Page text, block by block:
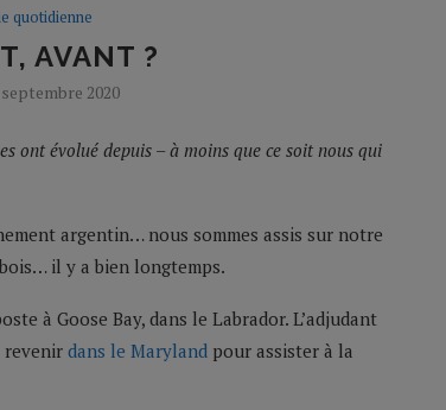
quotidienne
AVANT ?
septembre 2020
ont évolué depuis – à moins que ce soit nous qui
argentin… nous sommes assis sur notre
il y a bien longtemps.
à Goose Bay, dans le Labrador. L’adjudant
revenir dans le Maryland pour assister à la